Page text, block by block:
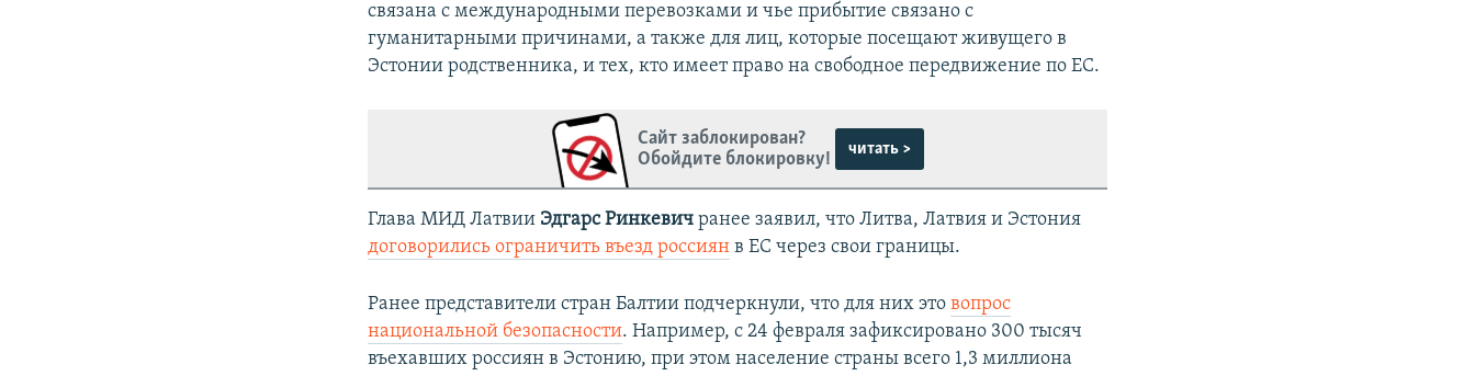
связана с международными перевозками и чье прибытие связано с
гуманитарными причинами, а также для лиц, которые посещают живущего в
Эстонии родственника, и тех, кто имеет право на свободное передвижение по ЕС.
Сайт заблокирован?
Обойдите блокировку!
читать >
Глава МИД Латвии Эдгарс Ринкевичранее заявил, что Литва, Латвия и Эстония
договорились ограничить въезд россиян в ЕС через свои границы.
Ранее представители стран Балтии подчеркнули, что для них этовопрос
национальной безопасности. Например, с 24 февраля зафиксировано 300 тысяч
въехавших россиян в Эстонию, при этом население страны всего 1,3 миллиона